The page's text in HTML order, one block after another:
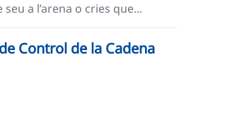
a l’arena o cries que...
Control de la Cadena